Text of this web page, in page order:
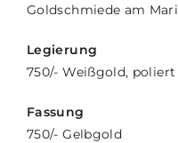
Goldschmiede am
Legierung
750/- Weißgold, poliert
Fassung
750/- Gelbgold